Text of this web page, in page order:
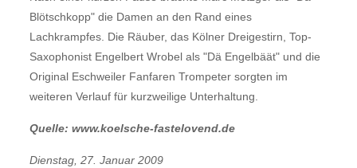
Blötschkopp" die Damen an den Rand eines
Lachkrampfes. Die Räuber, das Kölner Dreigestirn, Top-
Saxophonist Engelbert Wrobel als "Dä Engelbäät" und die
Original Eschweiler Fanfaren Trompeter sorgten im
weiteren Verlauf für kurzweilige Unterhaltung.
Quelle: www.koelsche-fastelovend.de
Dienstag, 27. Januar 2009